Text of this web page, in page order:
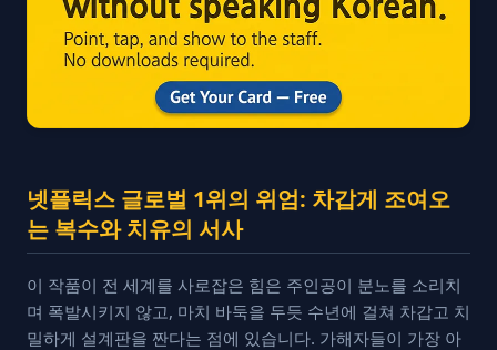
넷플릭스 글로벌 1위의 위엄: 차갑게 조여오
는 복수와 치유의 서사
이 작품이 전 세계를 사로잡은 힘은 주인공이 분노를 소리치
며 폭발시키지 않고, 마치 바둑을 두듯 수년에 걸쳐 차갑고 치
밀하게 설계판을 짠다는 점에 있습니다. 가해자들이 가장 아